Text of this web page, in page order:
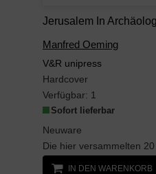
Manfred Oeming
V&R unipress
Hardcover
Verfügbar: 1
Sofort lieferbar
Neuware
IN DEN WARENKORB